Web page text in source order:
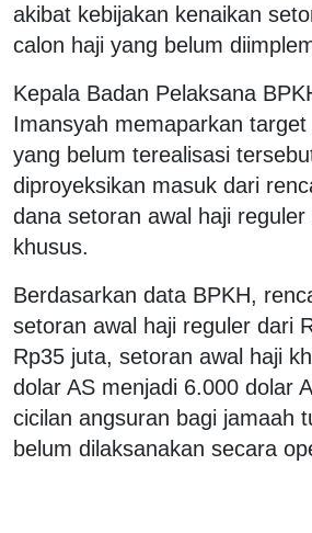
akibat kebijakan kenaikan
calon haji yang belum
Kepala Badan Pelaksana
Imansyah memaparkan
yang belum terealisasi
diproyeksikan masuk dari
dana setoran awal haji reguler
khusus.
Berdasarkan data BPKH,
setoran awal haji reguler dari
Rp35 juta, setoran awal haji
dolar AS menjadi 6.000 dolar
cicilan angsuran bagi jamaah
belum dilaksanakan secara